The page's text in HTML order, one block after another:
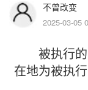
不曾改变
2025-03-05
被执行的
在地为被执